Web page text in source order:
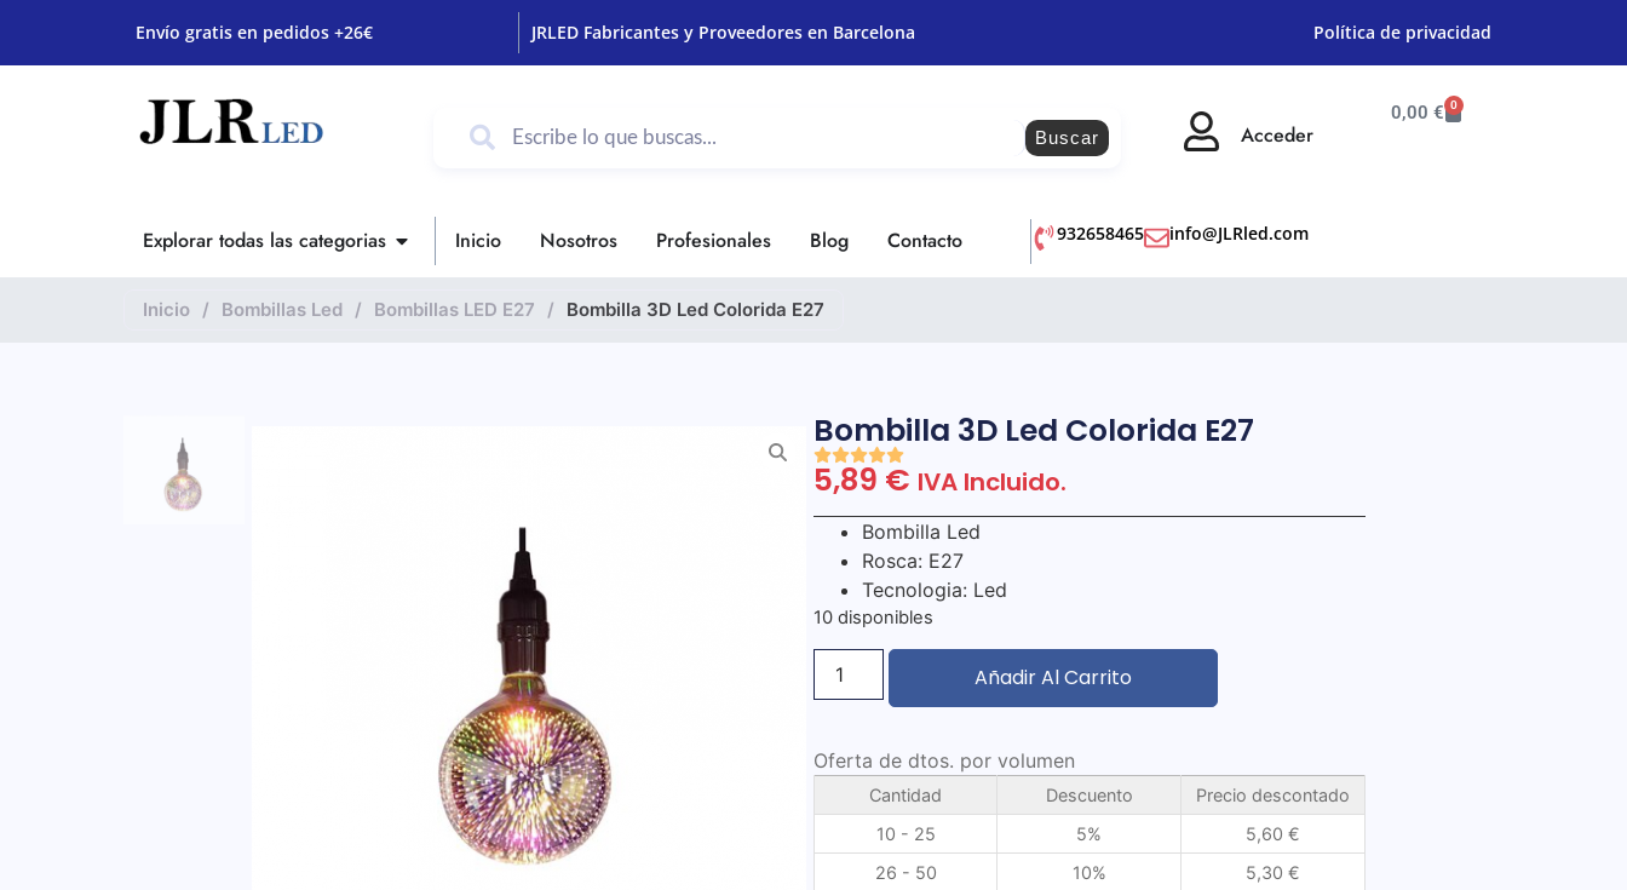
Envío gratis en pedidos +26€ JRLED Fabricantes y Proveedores en Barcelona Política de privacidad
Buscar Acceder
0,00 € 0
Explorar todas las categorias Inicio Nosotros Profesionales Blog Contacto 932658465 info@JLRled.com
Inicio / Bombillas Led / Bombillas LED E27 / Bombilla 3D Led Colorida E27
Bombilla 3D Led Colorida E27
5,89 € IVA Incluido.
Bombilla Led
Rosca: E27
Tecnologia: Led
10 disponibles
Añadir Al Carrito
Oferta de dtos. por volumen
Cantidad Descuento
Precio descontado
10 - 25
5% 5,60 €
26 - 50
10% 5,30 €